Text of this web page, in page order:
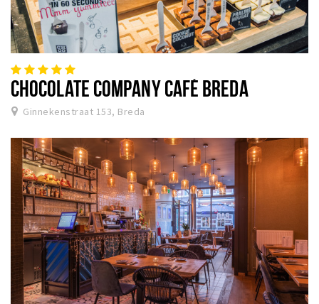
CHOCOLATE COMPANY CAFÉ BREDA
Ginnekenstraat 153, Breda